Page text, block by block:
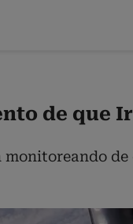
de que